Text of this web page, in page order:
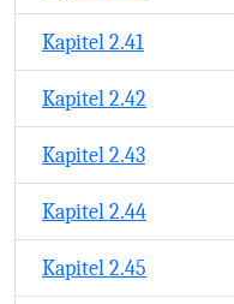
Kapitel 2.41
Kapitel 2.42
Kapitel 2.43
Kapitel 2.44
Kapitel 2.45